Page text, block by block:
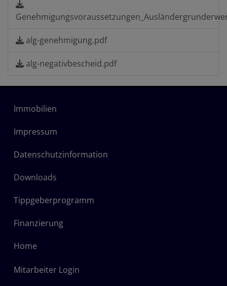
alg-genehmigung.pdf
alg-negativbescheid.pdf
Immobilien
Impressum
Datenschutzinformation
Downloads
Tippgeberprogramm
Finanzierung
Home
Mitarbeiter Login